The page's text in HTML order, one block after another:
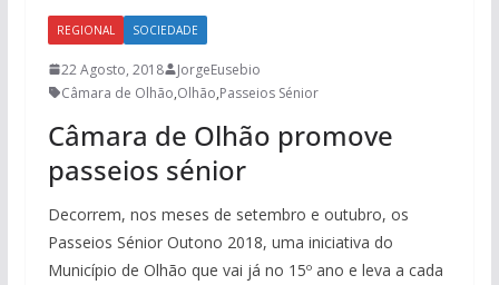
REGIONAL SOCIEDADE
22 Agosto, 2018
JorgeEusebio
Câmara de Olhão,Olhão,Passeios Sénior
Câmara de Olhão promove
passeios sénior
Decorrem, nos meses de setembro e outubro, os
Passeios Sénior Outono 2018, uma iniciativa do
Município de Olhão que vai já no 15º ano e leva a cada